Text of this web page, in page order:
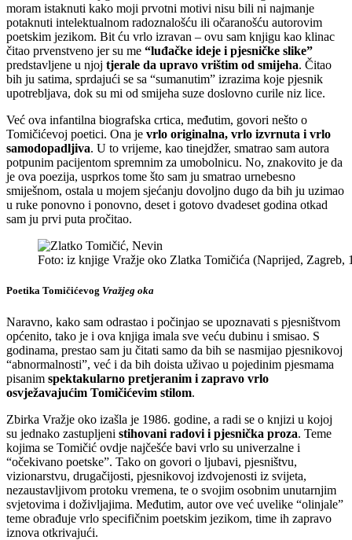
moram istaknuti kako moji prvotni motivi nisu bili ni najmanje
potaknuti intelektualnom radoznalošću ili očaranošću autorovim
poetskim jezikom. Bit ću vrlo izravan – ovu sam knjigu kao klinac
čitao prvenstveno jer su me “luđačke ideje i pjesničke slike”
predstavljene u njoj tjerale da upravo vrištim od smijeha. Čitao
bih ju satima, sprdajući se sa “sumanutim” izrazima koje pjesnik
upotrebljava, dok su mi od smijeha suze doslovno curile niz lice.
Već ova infantilna biografska crtica, međutim, govori nešto o
Tomičićevoj poetici. Ona je vrlo originalna, vrlo izvrnuta i vrlo
samodopadljiva. U to vrijeme, kao tinejdžer, smatrao sam autora
potpunim pacijentom spremnim za umobolnicu. No, znakovito je da
je ova poezija, usprkos tome što sam ju smatrao urnebesno
smiješnom, ostala u mojem sjećanju dovoljno dugo da bih ju uzimao
u ruke ponovno i ponovno, deset i gotovo dvadeset godina otkad
sam ju prvi puta pročitao.
Foto: iz knjige Vražje oko Zlatka Tomičića (Naprijed, Zagreb,
Poetika Tomičićevog Vražjeg oka
Naravno, kako sam odrastao i počinjao se upoznavati s pjesništvom
općenito, tako je i ova knjiga imala sve veću dubinu i smisao. S
godinama, prestao sam ju čitati samo da bih se nasmijao pjesnikovoj
“abnormalnosti”, već i da bih doista uživao u pojedinim pjesmama
pisanim spektakularno pretjeranim i zapravo vrlo
osvježavajućim Tomičićevim stilom.
Zbirka Vražje oko izašla je 1986. godine, a radi se o knjizi u kojoj
su jednako zastupljeni stihovani radovi i pjesnička proza. Teme
kojima se Tomičić ovdje najčešće bavi vrlo su univerzalne i
“očekivano poetske”. Tako on govori o ljubavi, pjesništvu,
vizionarstvu, drugačijosti, pjesnikovoj izdvojenosti iz svijeta,
nezaustavljivom protoku vremena, te o svojim osobnim unutarnjim
svjetovima i doživljajima. Međutim, autor ove već uvelike “olinjale”
teme obrađuje vrlo specifičnim poetskim jezikom, time ih zapravo
iznova otkrivajući.